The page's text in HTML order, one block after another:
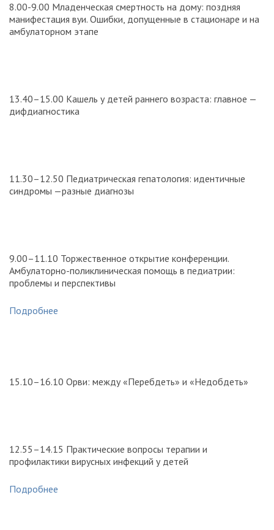
8.00-9.00 Младенческая смертность на дому: поздняя
манифестация вуи. Ошибки, допущенные в стационаре и на
амбулаторном этапе
13.40–15.00 Кашель у детей раннего возраста: главное —
дифдиагностика
11.30–12.50 Педиатрическая гепатология: идентичные
синдромы —разные диагнозы
9.00–11.10 Торжественное открытие конференции.
Амбулаторно-поликлиническая помощь в педиатрии:
проблемы и перспективы
Подробнее
15.10–16.10 Орви: между «Перебдеть» и «Недобдеть»
12.55–14.15 Практические вопросы терапии и
профилактики вирусных инфекций у детей
Подробнее